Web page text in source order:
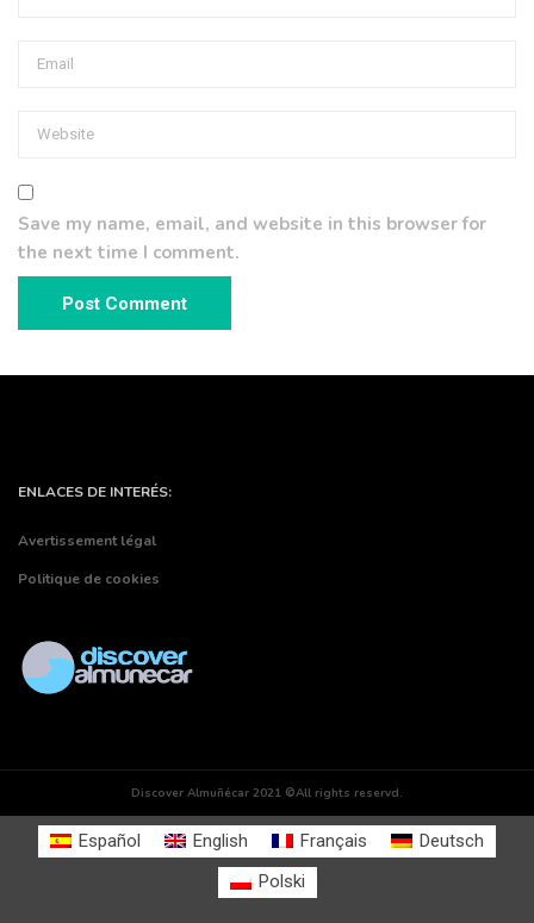
Save my name, email, and website in this browser for
the next time I comment.
ENLACES DE INTERÉS:
Avertissement légal
Politique de cookies
Discover Almuñécar 2021 ©All rights reservd.
Español English Français
Deutsch
Polski